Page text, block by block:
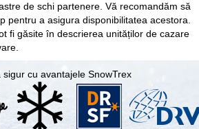
de schi partenere. Vă recomandăm să
pentru a asigura disponibilitatea acestora.
fi găsite în descrierea unităților de cazare
sigur cu avantajele SnowTrex